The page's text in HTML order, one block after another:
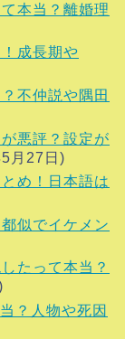
本当？離婚理
成長期や
不仲説や隅田
悪評？設定が
月27日)
め！日本語は
似でイケメン
たって本当？
？人物や死因